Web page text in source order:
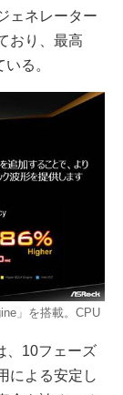
ェネレーター
おり、最高
る。
」を搭載。CPU
、10フェーズ
による安定し